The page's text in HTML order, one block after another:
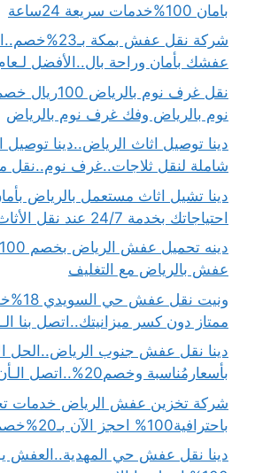
بامان 100%خدمات سريعة 24ساعة
شركة نقل عفش
عفشك بأمان وراحة بال..الأفضل
نقل غرف نوم
نوم بالرياض وفك غرف نوم بالرياض
دينا توصيل اثاث الرياض..دينا
شاملة لنقل ثلاجات..غرف نوم..نقل
احتياجاتك بخدمة 24/7 عند نقل الأثاث
عفش بالرياض مع التغليف
ونيت
ممتاز دون كسر ميزانيتك..اتصل بنا
دينا نقل عفش جنوب الرياض..الحل
بأسعارمُناسبة وخصم20%..اتصل الـأن
شركة تخزين عفش الرياض خدمات
باحترافية100% احجز الآن بـ20%خصم فوري
دينا نقل عفش حي المهدية..العفش